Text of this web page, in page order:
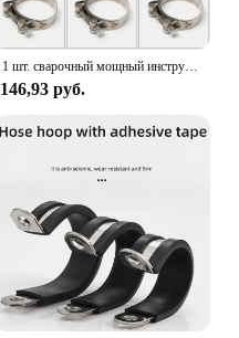
1 шт. сварочный мощный инструмент для уплотнения выхлопных газов, Т-образный зажим для труб, зажимы для шлангов из нержавеющей стали
146,93 руб.